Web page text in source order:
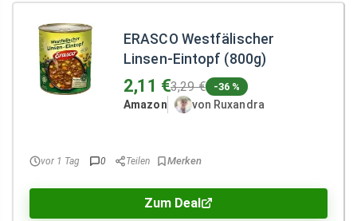
ERASCO Westfälischer
Linsen-Eintopf (800g)
2,11 €3,29 € -36 %
Amazon von Ruxandra
vor 1 Tag 0 Teilen
Zum Deal